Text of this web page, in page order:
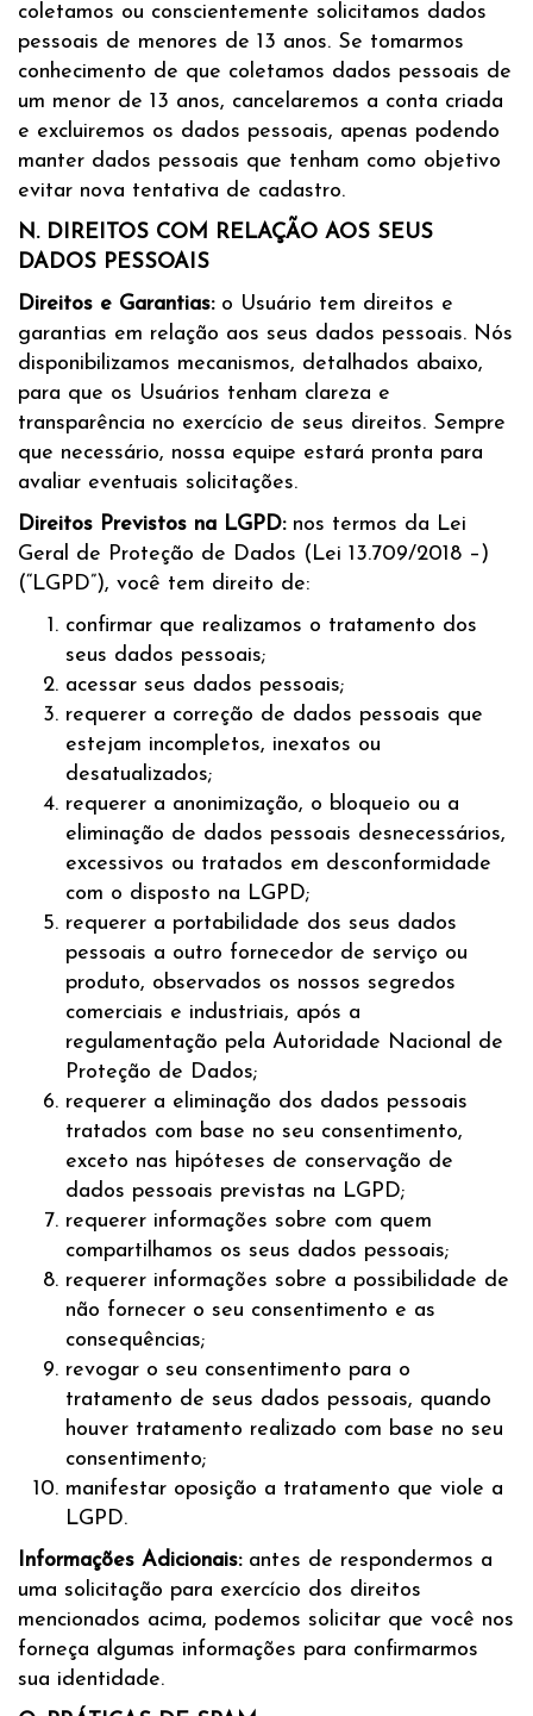
coletamos ou conscientemente solicitamos dados
pessoais de menores de 13 anos. Se tomarmos
conhecimento de que coletamos dados pessoais de
um menor de 13 anos, cancelaremos a conta criada
e excluiremos os dados pessoais, apenas podendo
manter dados pessoais que tenham como objetivo
evitar nova tentativa de cadastro.
N. DIREITOS COM RELAÇÃO AOS SEUS
DADOS PESSOAIS
Direitos e Garantias:o Usuário tem direitos e
garantias em relação aos seus dados pessoais. Nós
disponibilizamos mecanismos, detalhados abaixo,
para que os Usuários tenham clareza e
transparência no exercício de seus direitos. Sempre
que necessário, nossa equipe estará pronta para
avaliar eventuais solicitações.
Direitos Previstos na LGPD:nos termos da Lei
Geral de Proteção de Dados (Lei 13.709/2018 –)
(“LGPD”), você tem direito de:
confirmar que realizamos o tratamento dos
seus dados pessoais;
acessar seus dados pessoais;
requerer a correção de dados pessoais que
estejam incompletos, inexatos ou
desatualizados;
requerer a anonimização, o bloqueio ou a
eliminação de dados pessoais desnecessários,
excessivos ou tratados em desconformidade
com o disposto na LGPD;
requerer a portabilidade dos seus dados
pessoais a outro fornecedor de serviço ou
produto, observados os nossos segredos
comerciais e industriais, após a
regulamentação pela Autoridade Nacional de
Proteção de Dados;
requerer a eliminação dos dados pessoais
tratados com base no seu consentimento,
exceto nas hipóteses de conservação de
dados pessoais previstas na LGPD;
requerer informações sobre com quem
compartilhamos os seus dados pessoais;
requerer informações sobre a possibilidade de
não fornecer o seu consentimento e as
consequências;
revogar o seu consentimento para o
tratamento de seus dados pessoais, quando
houver tratamento realizado com base no seu
consentimento;
manifestar oposição a tratamento que viole a
LGPD.
Informações Adicionais:antes de respondermos a
uma solicitação para exercício dos direitos
mencionados acima, podemos solicitar que você nos
forneça algumas informações para confirmarmos
sua identidade.